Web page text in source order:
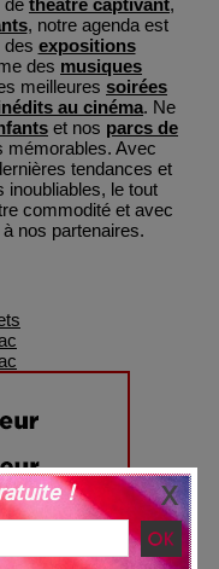
, notre agenda est
des expositions
des musiques
meilleures soirées
au cinéma. Ne
et nos parcs de
mémorables. Avec
tendances et
inoubliables, le tout
commodité et avec
nos partenaires.
!